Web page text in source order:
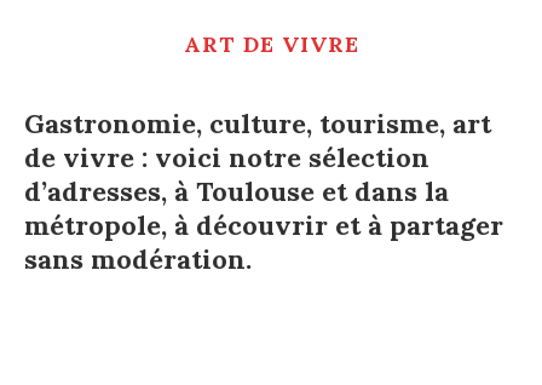
ART DE VIVRE
Gastronomie, culture, tourisme, art
de vivre : voici notre sélection
d’adresses, à Toulouse et dans la
métropole, à découvrir et à partager
sans modération.